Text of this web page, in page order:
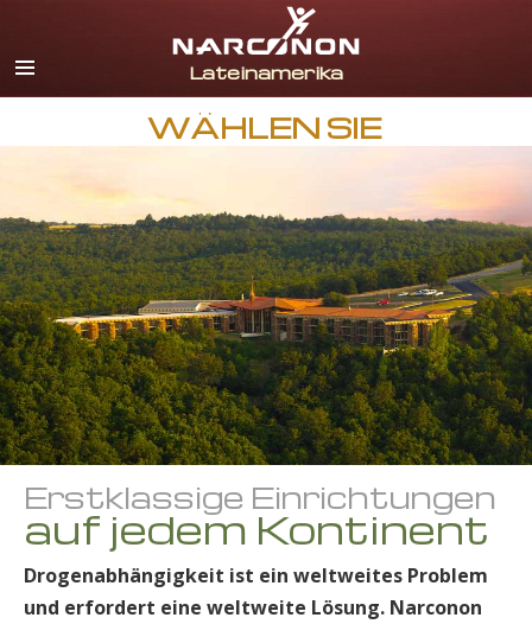
Spanisch
Englisch
Portugiesisch
Niederländisch
Deutsch
Kroatisch
Alle Regionen/Sprachen
WÄHLEN SIE
Erstklassige Einrichtungen
auf jedem Kontinent
Drogenabhängigkeit ist ein weltweites Problem
und erfordert eine weltweite Lösung. Narconon